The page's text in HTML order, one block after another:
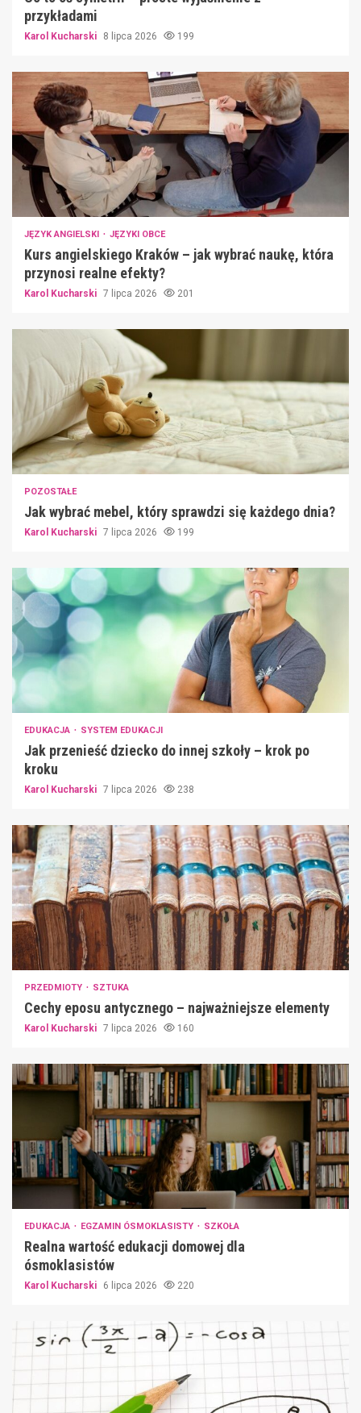
przykładami
Karol Kucharski 8 lipca 2026 199
JĘZYK ANGIELSKI JĘZYKI OBCE
Kurs angielskiego Kraków – jak wybrać naukę, która
przynosi realne efekty?
Karol Kucharski 7 lipca 2026 201
POZOSTAŁE
Jak wybrać mebel, który sprawdzi się każdego dnia?
Karol Kucharski 7 lipca 2026 199
EDUKACJA SYSTEM EDUKACJI
Jak przenieść dziecko do innej szkoły – krok po
kroku
Karol Kucharski 7 lipca 2026 238
PRZEDMIOTY SZTUKA
Cechy eposu antycznego – najważniejsze elementy
Karol Kucharski 7 lipca 2026 160
EDUKACJA EGZAMIN ÓSMOKLASISTY SZKOŁA
Realna wartość edukacji domowej dla
ósmoklasistów
Karol Kucharski 6 lipca 2026 220